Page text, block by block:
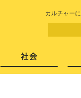
カルチャー
スキャンダル